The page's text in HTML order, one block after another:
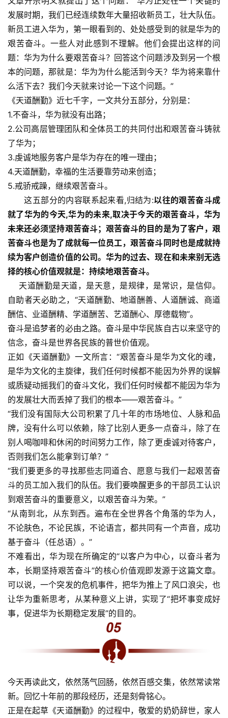
发展时期，我们已经连续数年大量招收新员工，壮大队伍。
新员工进入华为，第一眼看到的、处处感受到的就是华为的
艰苦奋斗。一些人对此感到不理解。他们会提出这样的问
题：华为为什么要艰苦奋斗？回答这个问题涉及到另一个根
本的问题，那就是：华为为什么能活到今天？华为将来靠什
么活下去？我们今天就来讨论一下这个问题。”
《天道酬勤》近七千字，一文共分五部分，分别是：
1.不奋斗，华为就没有出路；
2.公司高层管理团队和全体员工的共同付出和艰苦奋斗铸就
了华为；
3.虔诚地服务客户是华为存在的唯一理由；
4.天道酬勤，幸福的生活要靠劳动来创造；
5.戒骄戒躁，继续艰苦奋斗。
这五部分的内容联系起来看,归结为:以往的艰苦奋斗成
就了华为的今天,华为的未来,取决于今天的艰苦奋斗，华为
未来还必须坚持艰苦奋斗；艰苦奋斗的目的是为了客户，艰
苦奋斗也是为了成就每一位员工，艰苦奋斗同时也是成就持
续为客户创造价值的公司。华为的过去、现在和未来别无选
择的核心价值观就是：持续地艰苦奋斗。
天道酬勤是天道，是天意，是规律，是常识，是信仰。
自助者天必助之，“天道酬勤、地道酬善、人道酬诚、商道
酬信、业道酬精、学道酬苦、艺道酬心、厚德载物”。
奋斗是追梦者的必由之路。奋斗是中华民族自古以来坚守的
信念，奋斗是世界各民族的普世价值观。
正如《天道酬勤》一文所言：“艰苦奋斗是华为文化的魂，
是华为文化的主旋律，我们任何时候都不能因为外界的误解
或质疑动摇我们的奋斗文化，我们任何时候都不能因为华为
的发展壮大而丢掉了我们的根本——艰苦奋斗。”
“我们没有国际大公司积累了几十年的市场地位、人脉和品
牌，没有什么可以依赖，除了比别人更多一点奋斗，除了在
别人喝咖啡和休闲的时间努力工作，除了更虔诚对待客户，
否则我们怎么能拿到订单？”
“我们要更多的寻找那些志同道合、愿意与我们一起艰苦奋
斗的员工加入我们的队伍。我们要唤醒更多的干部员工认识
到艰苦奋斗的重要意义，以艰苦奋斗为荣。”
“从南到北，从东到西。遍布在全世界各个角落的华为人，
不论肤色，不论民族，不论语言，都共同有一个声音，成功
基于奋斗（任总语）。”
不难看出，华为现在所确定的“以客户为中心，以奋斗者为
本，长期坚持艰苦奋斗”的核心价值观即发源于这篇文章。
可以说，一个突发的危机事件，把华为推上了风口浪尖，也
让华为重新思考，从某种意义上讲，实现了“把坏事变成好
事，促进华为长期稳定发展”的目的。
今天再读此文，依然荡气回肠，依然百感交集，依然常读常
新。回忆十年前的那段经历，还是刻骨铭心。
正是在起草《天道酬勤》的过程中，敬爱的奶奶辞世，家人